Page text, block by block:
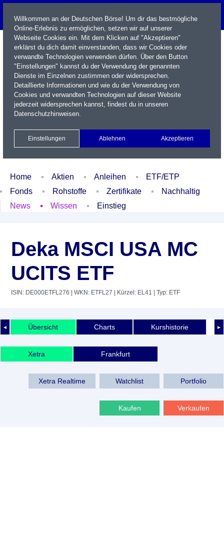
Name / WKN / ISIN / Kürzel
Xetra Realtime
Watchlist Portfolio Login
Home Aktien Anleihen
ETF/ETP
Fonds
Rohstoffe Zertifikate
Nachhaltig
News
Wissen Einstieg
Deka MSCI USA MC
UCITS ETF
ISIN: DE000ETFL276 | WKN: ETFL27 | Kürzel: EL41 | Typ: ETF
◄ ►
Übersicht Charts Kurshistorie
Xetra Frankfurt
Xetra Realtime Watchlist Portfolio
Kaufen Verkaufen
Willkommen an der Deutschen Börse! Um dir das bestmögliche
Online-Erlebnis zu ermöglichen, setzen wir auf unserer
Webseite Cookies ein. Mit dem Klicken auf "Akzeptieren"
erklärst du dich damit einverstanden, dass wir Cookies oder
verwandte Technologien verwenden dürfen. Über den Button
"Einstellungen" kannst du der Verwendung der genannten
Dienste im Einzelnen zustimmen oder widersprechen.
Detaillierte Informationen und wie du der Verwendung von
Cookies und verwandten Technologien auf dieser Website
jederzeit widersprechen kannst, findest du in unseren
Datenschutzhinweisen.
Einstellungen Ablehnen Akzeptieren